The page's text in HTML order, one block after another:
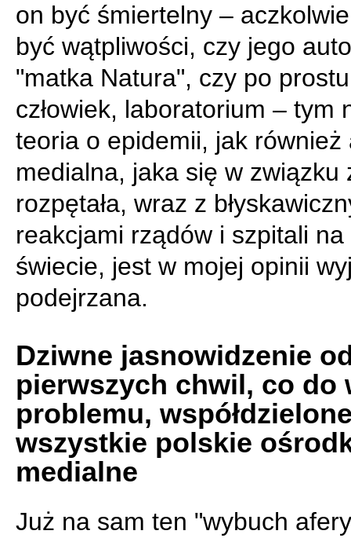
on być śmiertelny –
być wątpliwości, czy jego
"matka Natura", czy po prostu
człowiek, laboratorium – tym
teoria o epidemii, jak również
medialna, jaka się w związku
rozpętała, wraz z
reakcjami rządów i szpitali na
świecie, jest w mojej opinii
podejrzana.
Dziwne jasnowidzenie
pierwszych chwil, co do
problemu,
wszystkie polskie
medialne
Już na sam ten "wybuch